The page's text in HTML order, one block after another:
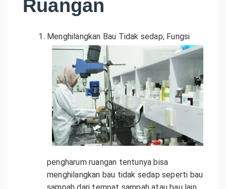
Ruangan
Menghilangkan Bau Tidak sedap, Fungsi
pengharum ruangan tentunya bisa
menghilangkan bau tidak sedap seperti bau